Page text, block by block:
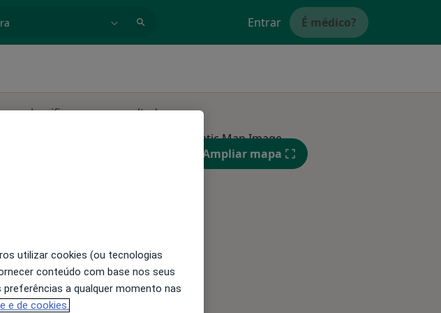
Entrar É médico?
classificamos os resultados
Qui, Sex,
14 Ago
perfil
Ampliar mapa
utilizar cookies (ou tecnologias
conteúdo com base nos seus
a qualquer momento nas
e de cookies.